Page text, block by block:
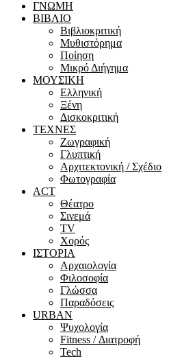
ΓΝΩΜΗ
ΒΙΒΛΙΟ
Βιβλιοκριτική
Μυθιστόρημα
Ποίηση
Μικρό Διήγημα
ΜΟΥΣΙΚΗ
Ελληνική
Ξένη
Δισκοκριτική
ΤΕΧΝΕΣ
Ζωγραφική
Γλυπτική
Αρχιτεκτονική / Σχέδιο
Φωτογραφία
ACT
Θέατρο
Σινεμά
ΤV
Χορός
ΙΣΤΟΡΙΑ
Αρχαιολογία
Φιλοσοφία
Γλώσσα
Παραδόσεις
URBAN
Ψυχολογία
Fitness / Διατροφή
Tech